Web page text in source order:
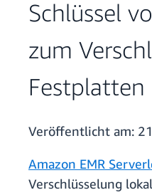
Schlüssel
zum
Festplatten
Veröffentlicht am:
Amazon EMR
Verschlüsselung